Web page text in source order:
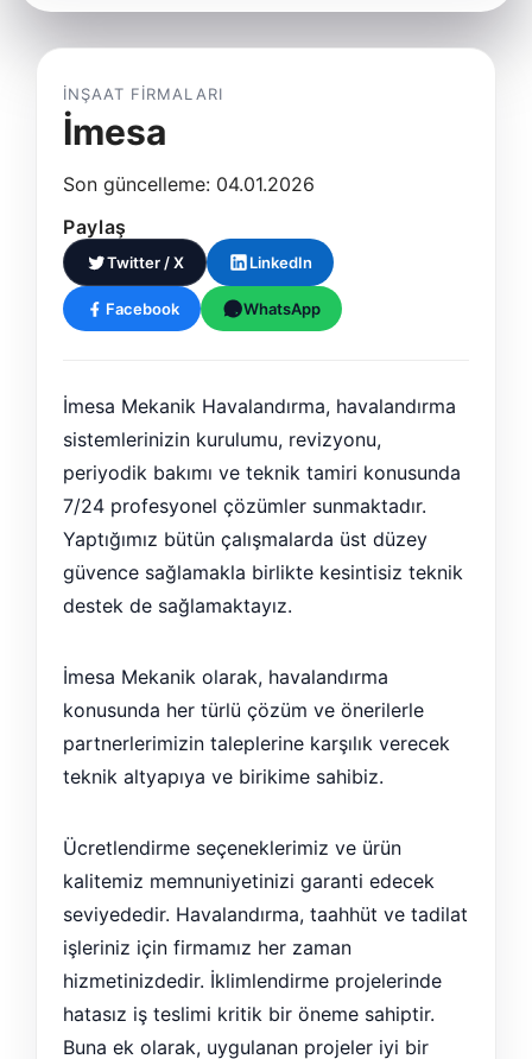
İNŞAAT FIRMALARI
İmesa
Son güncelleme: 04.01.2026
Paylaş
Twitter / X LinkedIn
Facebook WhatsApp
İmesa Mekanik Havalandırma, havalandırma
sistemlerinizin kurulumu, revizyonu,
periyodik bakımı ve teknik tamiri konusunda
7/24 profesyonel çözümler sunmaktadır.
Yaptığımız bütün çalışmalarda üst düzey
güvence sağlamakla birlikte kesintisiz teknik
destek de sağlamaktayız.
İmesa Mekanik olarak, havalandırma
konusunda her türlü çözüm ve önerilerle
partnerlerimizin taleplerine karşılık verecek
teknik altyapıya ve birikime sahibiz.
Ücretlendirme seçeneklerimiz ve ürün
kalitemiz memnuniyetinizi garanti edecek
seviyededir. Havalandırma, taahhüt ve tadilat
işleriniz için firmamız her zaman
hizmetinizdedir. İklimlendirme projelerinde
hatasız iş teslimi kritik bir öneme sahiptir.
Buna ek olarak, uygulanan projeler iyi bir